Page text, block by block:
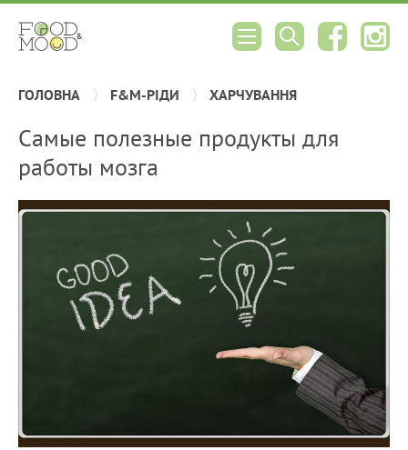
ГОЛОВНА F&M-РІДИ ХАРЧУВАННЯ
Самые полезные продукты для
работы мозга